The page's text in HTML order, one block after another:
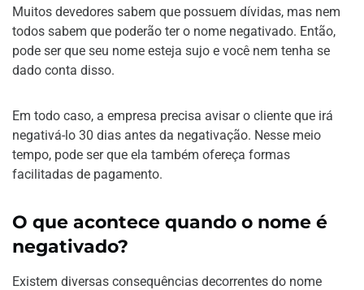
Muitos devedores sabem que possuem dívidas, mas nem
todos sabem que poderão ter o nome negativado. Então,
pode ser que seu nome esteja sujo e você nem tenha se
dado conta disso.
Em todo caso, a empresa precisa avisar o cliente que irá
negativá-lo 30 dias antes da negativação. Nesse meio
tempo, pode ser que ela também ofereça formas
facilitadas de pagamento.
O que acontece quando o nome é
negativado?
Existem diversas consequências decorrentes do nome